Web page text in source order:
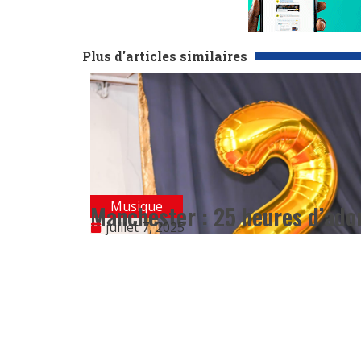
Plus d'articles similaires
Musique
Manchester : 25 heures
juillet 7, 2025